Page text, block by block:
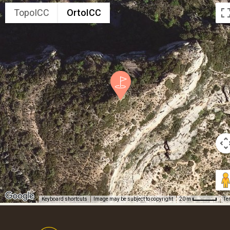
TopoICC OrtoICC
Keyboard shortcuts Image may be subject to copyright 20 m